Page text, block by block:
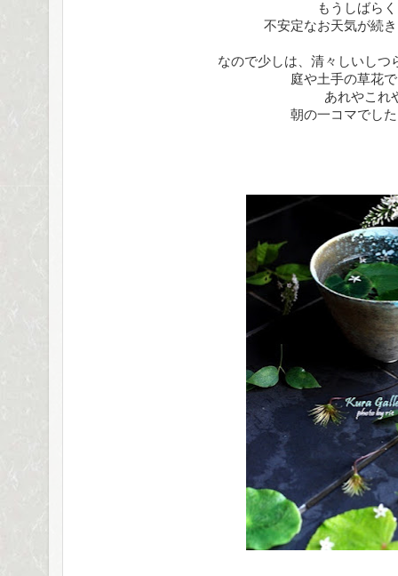
もうしばら
不安定なお天気が続
なので少しは、清々しいしつ
庭や土手の草花
あれやこれ
朝の一コマでし